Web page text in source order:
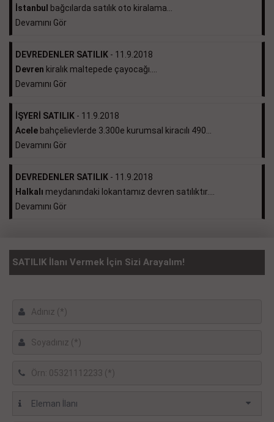
İstanbul
bağcılarda satılık oto kiralama...
Devamını Gör
DEVREDENLER SATILIK - 11.9.2018
Devren kiralık maltepede çayocağı....
Devamını Gör
İŞYERİ SATILIK - 11.9.2018
Acele bahçelievlerde 3.300e kurumsal kiracılı 490...
Devamını Gör
DEVREDENLER SATILIK - 11.9.2018
Halkalı meydanındaki lokantamız devren satılıktır....
Devamını Gör
SATILIK İlanı Vermek İçin Sizi Arayalım!